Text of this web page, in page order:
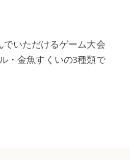
いただけるゲーム大会
・金魚すくいの3種類で